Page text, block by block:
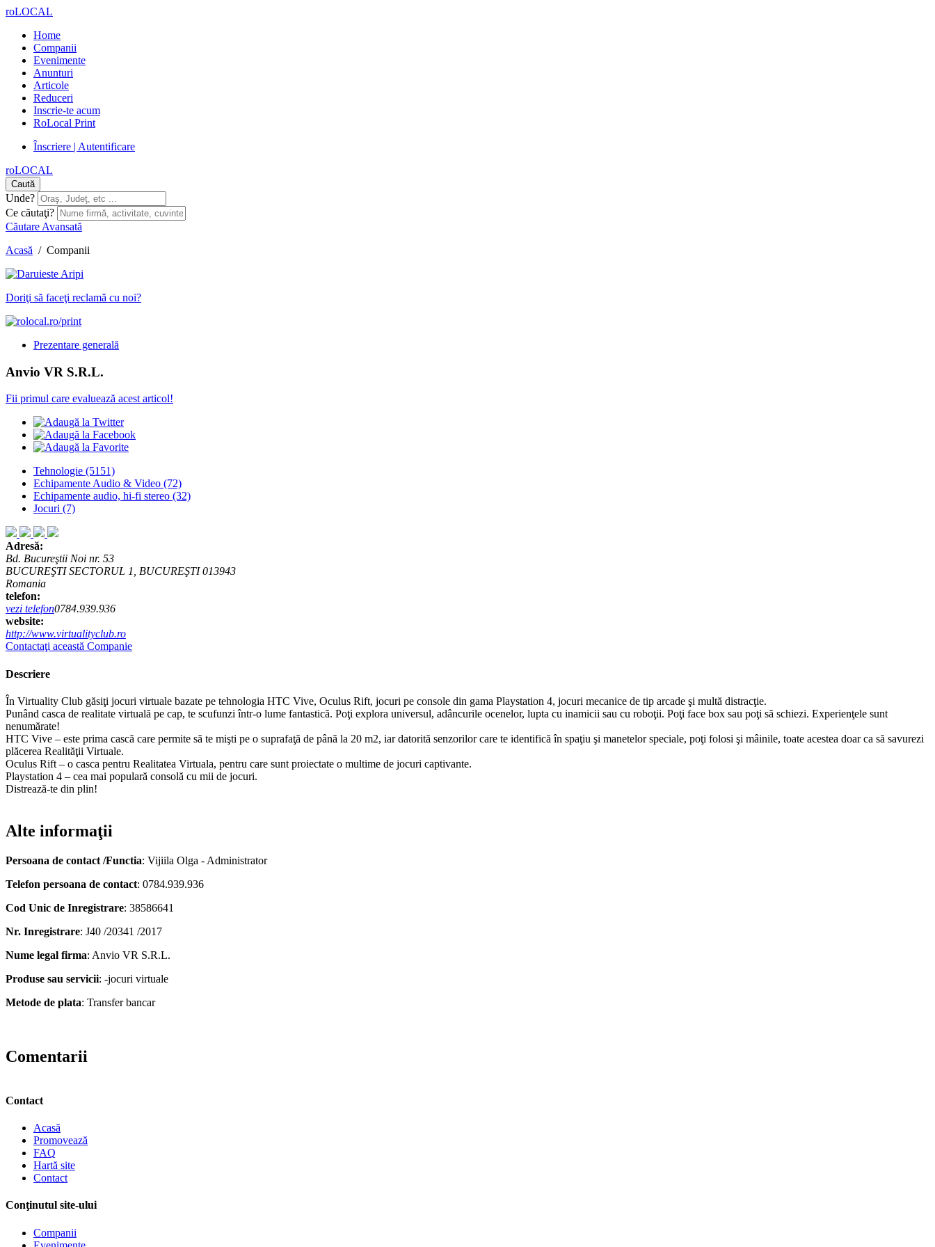
roLOCAL
Home
Companii
Evenimente
Anunturi
Articole
Reduceri
Inscrie-te acum
RoLocal Print
Înscriere | Autentificare
roLOCAL
Caută
Unde?
Ce căutaţi?
Căutare Avansată
Acasă / Companii
Doriţi să faceţi reclamă cu noi?
Prezentare generală
Anvio VR S.R.L.
Fii primul care evaluează acest articol!
Tehnologie (5151)
Echipamente Audio & Video (72)
Echipamente audio, hi-fi stereo (32)
Jocuri (7)
Adresă:
Bd. Bucureştii Noi nr. 53
BUCUREŞTI SECTORUL 1, BUCUREŞTI 013943
Romania
telefon:
vezi telefon0784.939.936
website:
http://www.virtualityclub.ro
Contactaţi această Companie
Descriere
În Virtuality Club găsiţi jocuri virtuale bazate pe tehnologia HTC Vive, Oculus Rift, jocuri pe console din gama Playstation 4, jocuri mecanice de tip arcade şi multă distracţie.
Punând casca de realitate virtuală pe cap, te scufunzi într-o lume fantastică. Poţi explora universul, adâncurile ocenelor, lupta cu inamicii sau cu roboţii. Poţi face box sau poţi să schiezi. Experienţele sunt
nenumărate!
HTC Vive – este prima cască care permite să te mişti pe o suprafaţă de până la 20 m2, iar datorită senzorilor care te identifică în spaţiu şi manetelor speciale, poţi folosi şi mâinile, toate acestea doar ca să savurezi
plăcerea Realităţii Virtuale.
Oculus Rift – o casca pentru Realitatea Virtuala, pentru care sunt proiectate o multime de jocuri captivante.
Playstation 4 – cea mai populară consolă cu mii de jocuri.
Distrează-te din plin!
Alte informaţii
Persoana de contact /Functia: Vijiila Olga - Administrator
Telefon persoana de contact: 0784.939.936
Cod Unic de Inregistrare: 38586641
Nr. Inregistrare: J40 /20341 /2017
Nume legal firma: Anvio VR S.R.L.
Produse sau servicii: -jocuri virtuale
Metode de plata: Transfer bancar
Comentarii
Contact
Acasă
Promovează
FAQ
Hartă site
Contact
Conţinutul site-ului
Companii